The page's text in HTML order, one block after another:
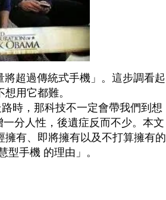
超過傳統式手機」。這步調看起
用它都難。
時，那科技不一定會帶我們到想
分人性，後遺症反而不少。本文
有、即將擁有以及不打算擁有的
型手機 的理由」。